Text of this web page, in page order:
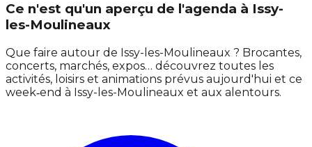
Ce n'est qu'un aperçu de l'agenda à Issy-
les-Moulineaux
Que faire autour de Issy-les-Moulineaux ? Brocantes,
concerts, marchés, expos… découvrez toutes les
activités, loisirs et animations prévus aujourd'hui et ce
week‑end à Issy-les-Moulineaux et aux alentours.